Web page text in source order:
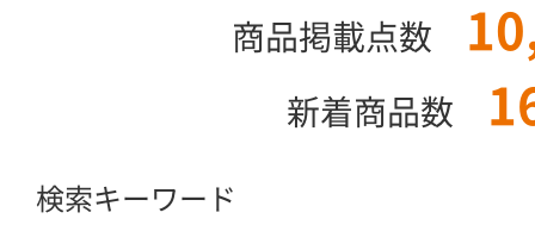
商品掲載点数
新着商品数
検索キーワード